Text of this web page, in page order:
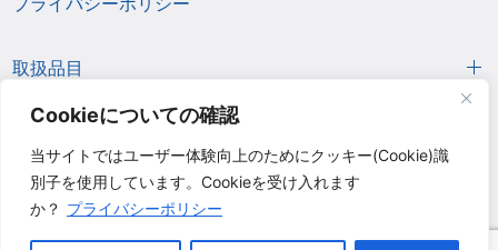
Cookieについての確認
当サイトではユーザー体験向上のためにクッキー(Cookie)識
別子を使用しています。Cookieを受け入れます
か？ プライバシーポリシー
取扱品目